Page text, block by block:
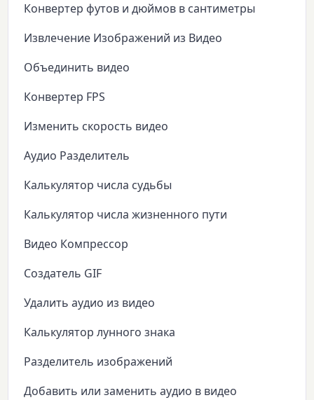
Конвертер футов и дюймов в сантиметры
Извлечение Изображений из Видео
Объединить видео
Конвертер FPS
Изменить скорость видео
Аудио Разделитель
Калькулятор числа судьбы
Калькулятор числа жизненного пути
Видео Компрессор
Создатель GIF
Удалить аудио из видео
Калькулятор лунного знака
Разделитель изображений
Добавить или заменить аудио в видео